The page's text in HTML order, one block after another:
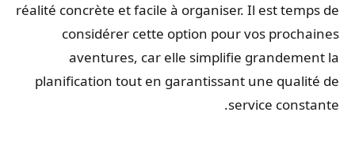
réalité concrète et facile à organiser. Il est temps de
considérer cette option pour vos prochaines
aventures, car elle simplifie grandement la
planification tout en garantissant une qualité de
service constante.